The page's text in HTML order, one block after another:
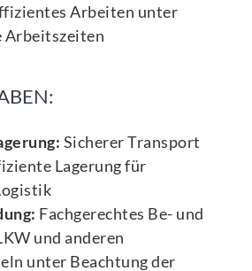
Arbeiten unter
Arbeitszeiten
Sicherer Transport
Lagerung für
Fachgerechtes Be- und
und anderen
unter Beachtung der